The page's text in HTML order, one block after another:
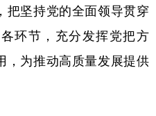
能源 会展
时尚 悦读
亚太网 上市公司
把坚持党的全面领导贯穿
环节，充分发挥党把方
，为推动高质量发展提供